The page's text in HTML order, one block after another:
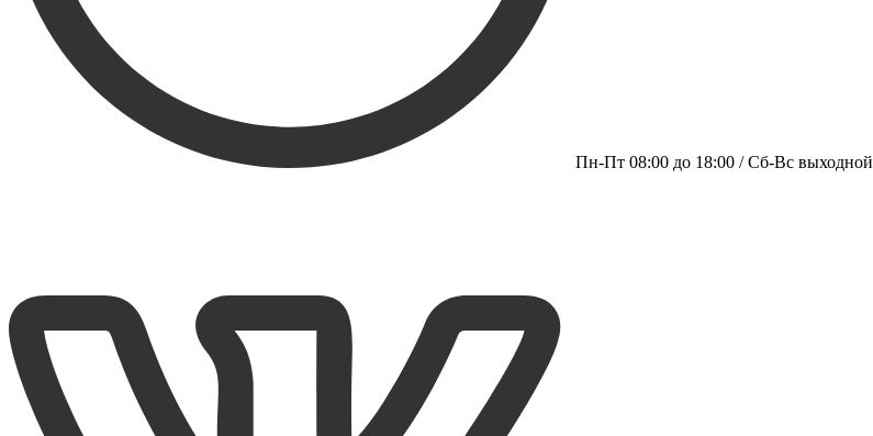
Пн-Пт 08:00 до 18:00 / Сб-Вс выходной